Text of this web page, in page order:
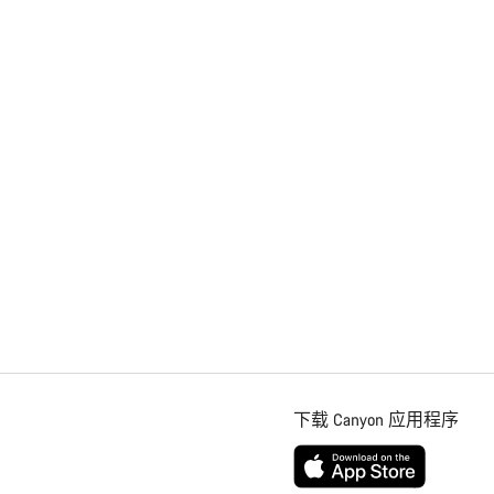
下载 Canyon 应用程序